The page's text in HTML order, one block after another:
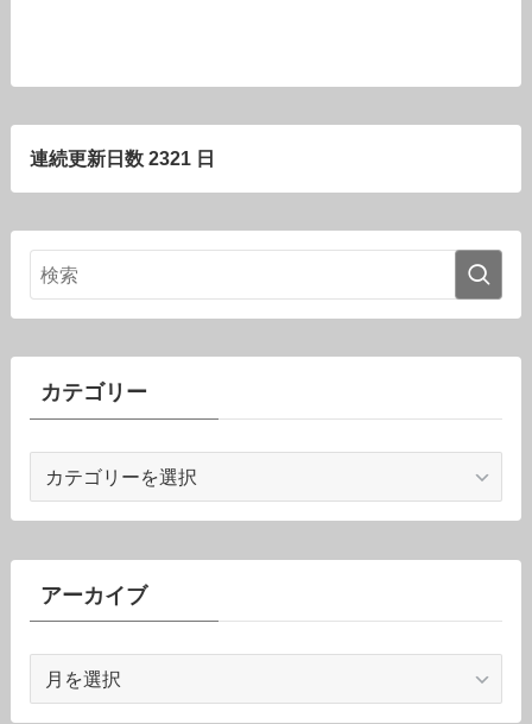
連続更新日数 2321 日
カテゴリー
ゴ
ーアーカイブ